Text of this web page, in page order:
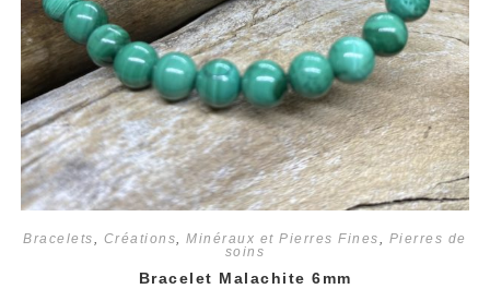
Bracelets, Créations,Minéraux et Pierres Fines, Pierres de
soins
Bracelet Malachite 6mm